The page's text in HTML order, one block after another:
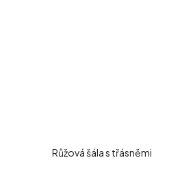
Růžová šála s třásněmi